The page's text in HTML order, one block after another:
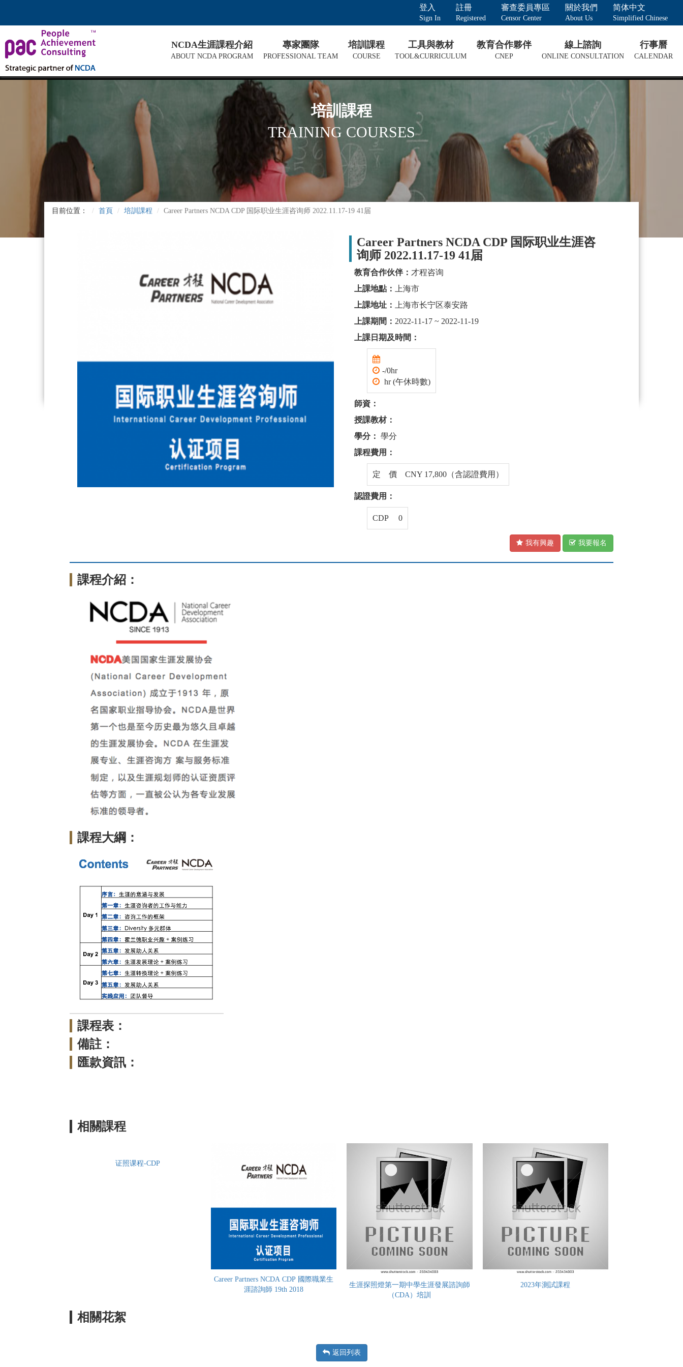
登入
Sign In
註冊
Registered
審查委員專區
Censor Center
關於我們
About Us
简体中文
Simplified Chinese
NCDA生涯課程介紹
ABOUT NCDA PROGRAM
專家團隊
PROFESSIONAL TEAM
培訓課程
COURSE
工具與教材
TOOL&CURRICULUM
教育合作夥伴
CNEP
線上諮詢
ONLINE CONSULTATION
行事曆
CALENDAR
培訓課程
TRAINING COURSES
目前位置： 首頁 培訓課程 Career Partners NCDA CDP 国际职业生涯咨询师 2022.11.17-19 41届
Career Partners NCDA CDP 国际职业生涯咨
询师 2022.11.17-19 41届
教育合作伙伴： 才程咨询
上課地點：
上海市
上課地址：
上海市长宁区泰安路
上課期間： 2022-11-17 ~ 2022-11-19
上課日期及時間：
-/0hr
hr (午休時數)
師資：
授課教材：
學分： 學分
課程費用：
定 價 CNY 17,800（含認證費用）
認證費用：
CDP 0
我有興趣 我要報名
課程介紹：
課程大綱：
課程表：
備註：
匯款資訊：
相關課程
证照课程-CDP
Career Partners NCDA CDP 國際職業生
涯諮詢師 19th 2018
生涯探照燈第一期中學生涯發展諮詢師
（CDA）培訓
2023年測試課程
相關花絮
返回列表